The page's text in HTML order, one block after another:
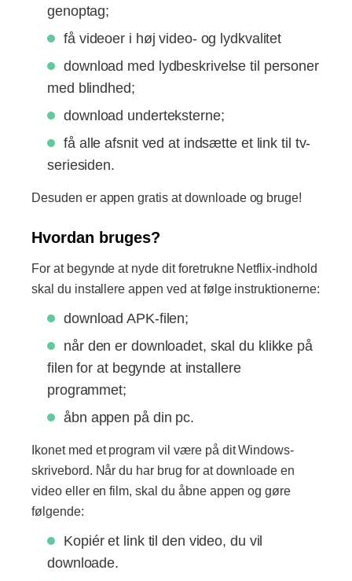
genoptag;
få videoer i høj video- og lydkvalitet
download med lydbeskrivelse til personer
med blindhed;
download underteksterne;
få alle afsnit ved at indsætte et link til tv-
seriesiden.
Desuden er appen gratis at downloade og bruge!
Hvordan bruges?
For at begynde at nyde dit foretrukne Netflix-indhold
skal du installere appen ved at følge instruktionerne:
download APK-filen;
når den er downloadet, skal du klikke på
filen for at begynde at installere
programmet;
åbn appen på din pc.
Ikonet med et program vil være på dit Windows-
skrivebord. Når du har brug for at downloade en
video eller en film, skal du åbne appen og gøre
følgende:
Kopiér et link til den video, du vil
downloade.